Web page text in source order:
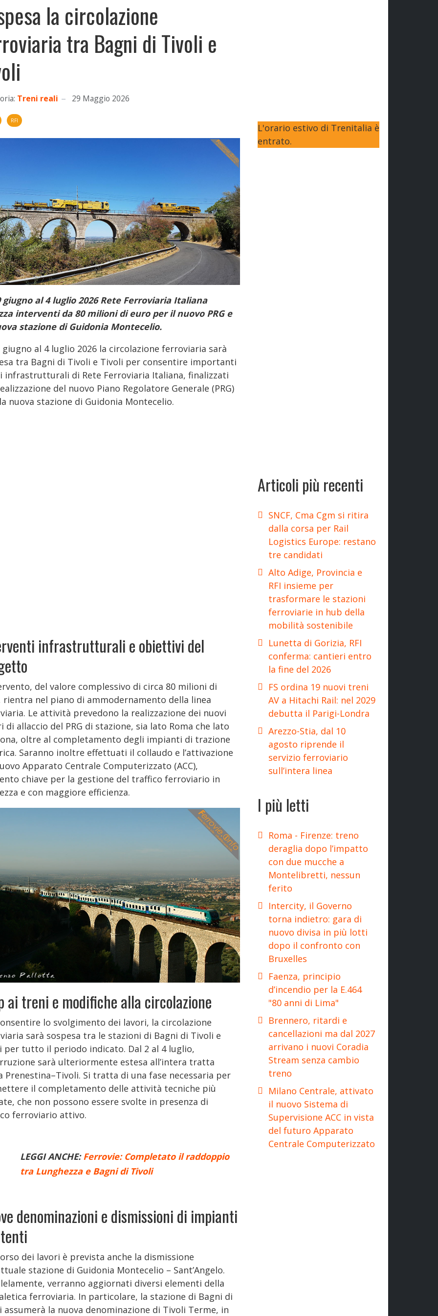
la circolazione
tra Bagni di Tivoli e
Treni reali 29 Maggio 2026
RFI
giugno al 4 luglio 2026 Rete Ferroviaria Italiana
interventi da 80 milioni di euro per il nuovo PRG e
stazione di Guidonia Montecelio.
giugno al 4 luglio 2026 la circolazione ferroviaria sarà
tra Bagni di Tivoli e Tivoli per consentire importanti
infrastrutturali di Rete Ferroviaria Italiana, finalizzati
del nuovo Piano Regolatore Generale (PRG)
nuova stazione di Guidonia Montecelio.
infrastrutturali e obiettivi del
del valore complessivo di circa 80 milioni di
rientra nel piano di ammodernamento della linea
Le attività prevedono la realizzazione dei nuovi
di allaccio del PRG di stazione, sia lato Roma che lato
oltre al completamento degli impianti di trazione
Saranno inoltre effettuati il collaudo e l’attivazione
Apparato Centrale Computerizzato (ACC),
chiave per la gestione del traffico ferroviario in
e con maggiore efficienza.
ai treni e modifiche alla circolazione
lo svolgimento dei lavori, la circolazione
sarà sospesa tra le stazioni di Bagni di Tivoli e
per tutto il periodo indicato. Dal 2 al 4 luglio,
sarà ulteriormente estesa all’intera tratta
Prenestina–Tivoli. Si tratta di una fase necessaria per
il completamento delle attività tecniche più
che non possono essere svolte in presenza di
ferroviario attivo.
LEGGI ANCHE: Ferrovie: Completato il raddoppio
tra Lunghezza e Bagni di Tivoli
denominazioni e dismissioni di impianti
dei lavori è prevista anche la dismissione
stazione di Guidonia Montecelio – Sant’Angelo.
verranno aggiornati diversi elementi della
ferroviaria. In particolare, la stazione di Bagni di
assumerà la nuova denominazione di Tivoli Terme, in
L'orario estivo di Trenitalia è
entrato.
Articoli più recenti
SNCF, Cma Cgm si ritira
dalla corsa per Rail
Logistics Europe: restano
tre candidati
Alto Adige, Provincia e
RFI insieme per
trasformare le stazioni
ferroviarie in hub della
mobilità sostenibile
Lunetta di Gorizia, RFI
conferma: cantieri entro
la fine del 2026
FS ordina 19 nuovi treni
AV a Hitachi Rail: nel 2029
debutta il Parigi-Londra
Arezzo-Stia, dal 10
agosto riprende il
servizio ferroviario
sull’intera linea
I più letti
Roma - Firenze: treno
deraglia dopo l’impatto
con due mucche a
Montelibretti, nessun
ferito
Intercity, il Governo
torna indietro: gara di
nuovo divisa in più lotti
dopo il confronto con
Bruxelles
Faenza, principio
d’incendio per la E.464
"80 anni di Lima"
Brennero, ritardi e
cancellazioni ma dal 2027
arrivano i nuovi Coradia
Stream senza cambio
treno
Milano Centrale, attivato
il nuovo Sistema di
Supervisione ACC in vista
del futuro Apparato
Centrale Computerizzato